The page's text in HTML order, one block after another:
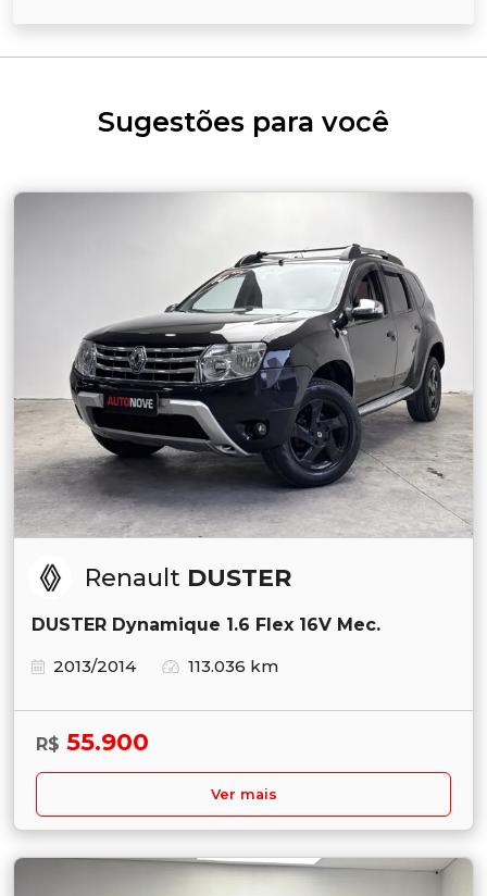
Sugestões para você
Renault DUSTER
DUSTER Dynamique 1.6 Flex 16V Mec.
2013/2014
113.036 km
R$ 55.900
Ver mais